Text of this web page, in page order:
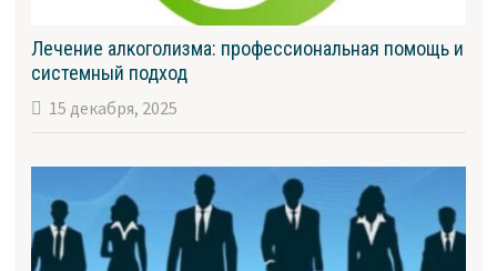
Лечение алкоголизма: профессиональная помощь и
системный подход
15 декабря, 2025